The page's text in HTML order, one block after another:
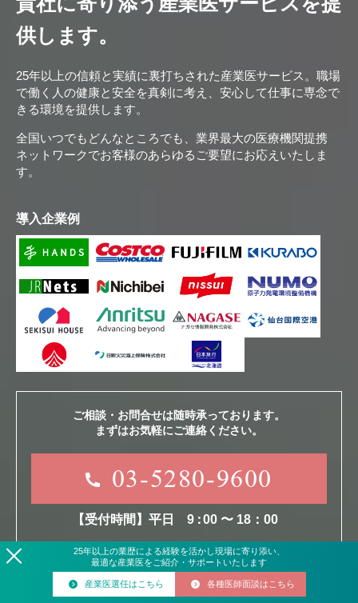
供します。
25年以上の信頼と実績に裏打ちされた産業医サービス。職場
で働く人の健康と安全を真剣に考え、安心して仕事に専念で
きる環境を提供します。
全国いつでもどんなところでも、業界最大の医療機関提携
ネットワークでお客様のあらゆるご要望にお応えいたしま
す。
導入企業例
ご相談・お問合せは随時承っております。
まずはお気軽にご連絡ください。
03-5280-9600
【受付時間】平日9：00 〜 18：00
25年以上の業歴による経験を活かし現場に寄り添い、
最適な産業医をご紹介・サポートいたします
産業医選任はこちら 各種医師面談はこちら